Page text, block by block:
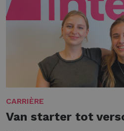
CARRIÈRE
Van starter tot